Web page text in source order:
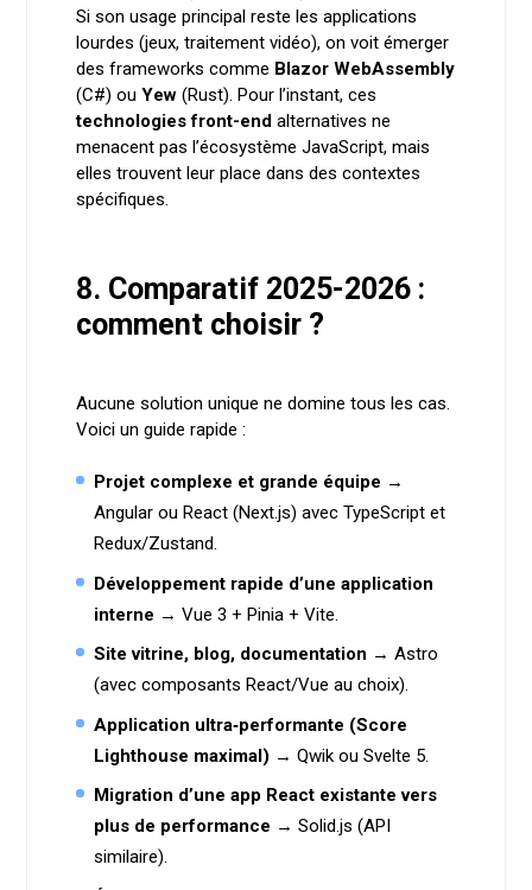
Si son usage principal reste les applications
lourdes (jeux, traitement vidéo), on voit émerger
des frameworks comme Blazor WebAssembly
(C#) ou Yew(Rust). Pour l’instant, ces
technologies front-end alternatives ne
menacent pas l’écosystème JavaScript, mais
elles trouvent leur place dans des contextes
spécifiques.
8. Comparatif 2025-2026 :
comment choisir ?
Aucune solution unique ne domine tous les cas.
Voici un guide rapide :
Projet complexe et grande équipe →
Angular ou React (Next.js) avec TypeScript et
Redux/Zustand.
Développement rapide d’une application
interne → Vue 3 + Pinia + Vite.
Site vitrine, blog, documentation → Astro
(avec composants React/Vue au choix).
Application ultra‑performante (Score
Lighthouse maximal) → Qwik ou Svelte 5.
Migration d’une app React existante vers
plus de performance → Solid.js (API
similaire).